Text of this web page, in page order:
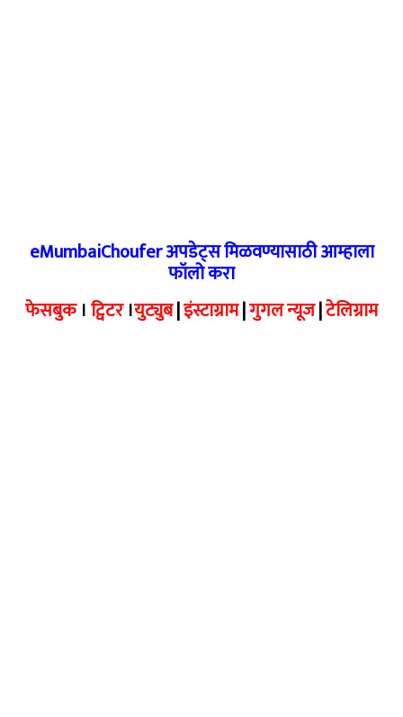
eMumbaiChoufer अपडेट्स मिळवण्यासाठी आम्हाला
फॉलो करा
फेसबुक।ट्विटर।युट्युब|इंस्टाग्राम|गुगल न्यूज|टेलिग्राम